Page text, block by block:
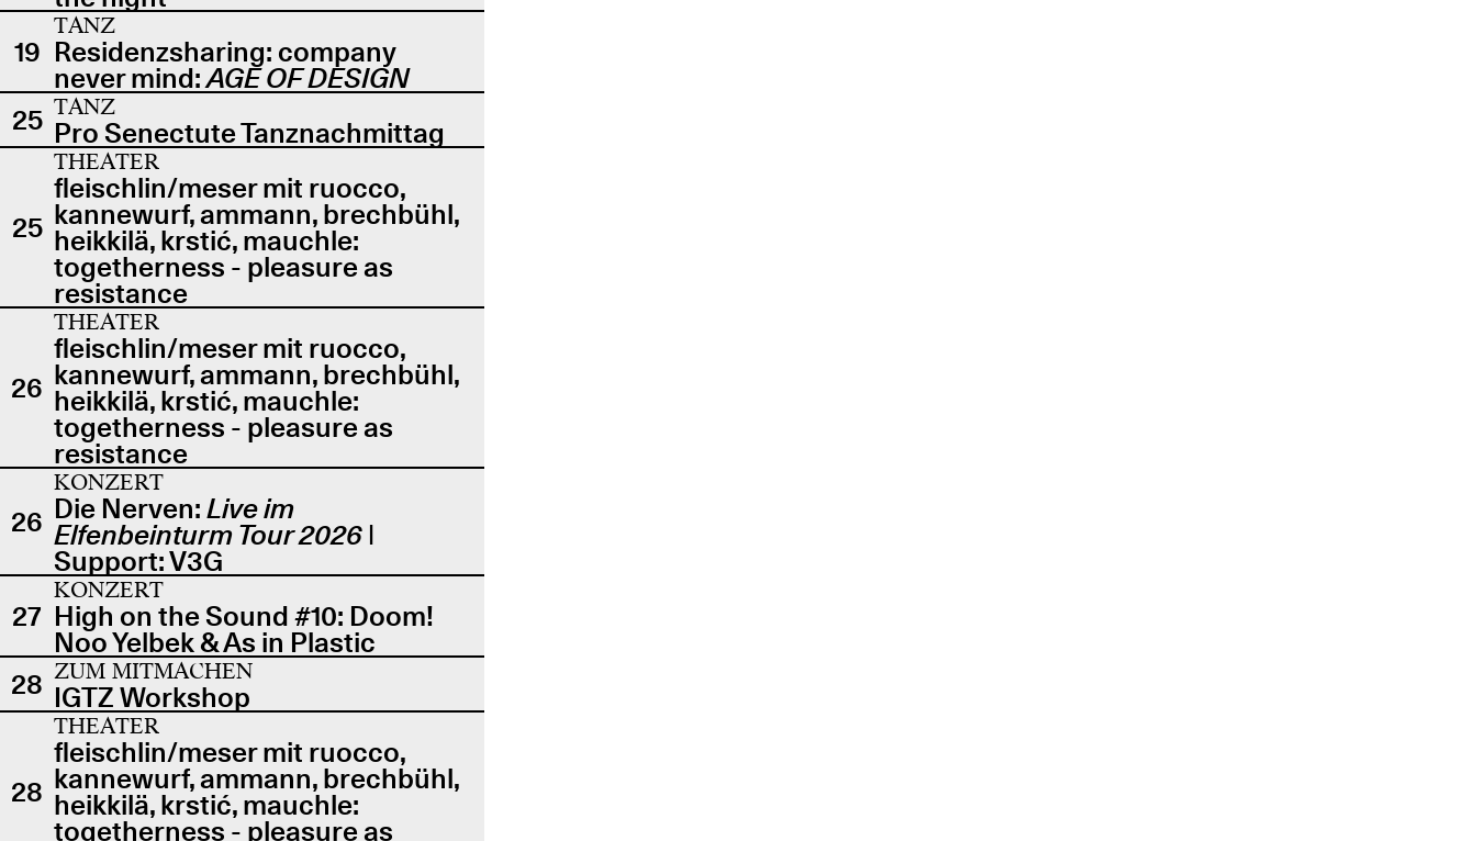
19
TANZ
Residenzsharing: company
never mind:AGE OF DESIGN
25 TANZ
Pro Senectute Tanznachmittag
25
THEATER
fleischlin/meser mit ruocco,
kannewurf, ammann, brechbühl,
heikkilä, krstić, mauchle:
togetherness - pleasure as
resistance
26
THEATER
fleischlin/meser mit ruocco,
kannewurf, ammann, brechbühl,
heikkilä, krstić, mauchle:
togetherness - pleasure as
resistance
26
KONZERT
Die Nerven:Live im
Elfenbeinturm Tour 2026 |
Support: V3G
27
KONZERT
High on the Sound #10: Doom!
Noo Yelbek & As in Plastic
28 ZUM MITMACHEN
IGTZ Workshop
28
THEATER
fleischlin/meser mit ruocco,
kannewurf, ammann, brechbühl,
heikkilä, krstić, mauchle:
togetherness - pleasure as